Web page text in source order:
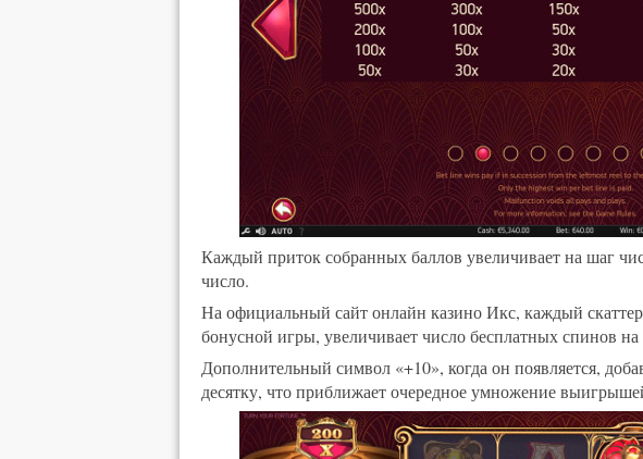
Каждый приток собранных баллов увеличивает на шаг
число.
На официальный сайт онлайн казино Икс, каждый
бонусной игры, увеличивает число бесплатных спинов
Дополнительный символ «+10», когда он появляется,
десятку, что приближает очередное умножение